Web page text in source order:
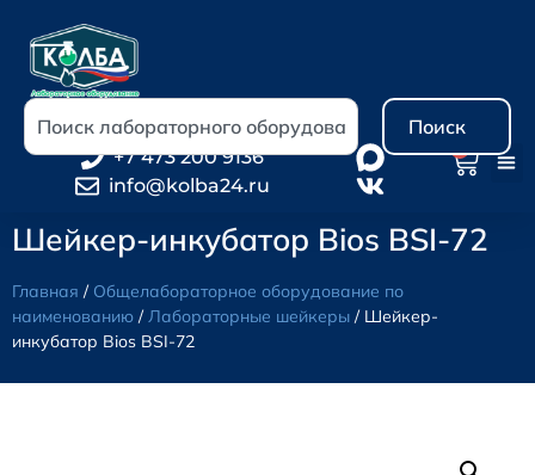
Поиск
+7 473 200 9136
info@kolba24.ru
Шейкер-инкубатор Bios BSI-72
Главная / Общелабораторное оборудование по
наименованию /Лабораторные шейкеры / Шейкер-
инкубатор Bios BSI-72